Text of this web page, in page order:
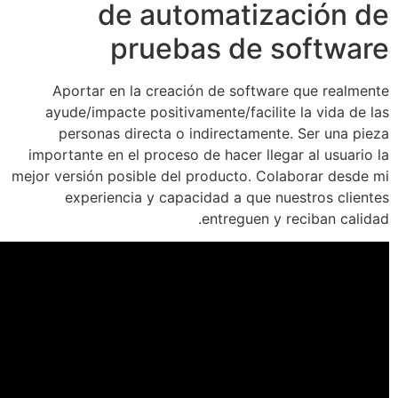
de
pruebas de
Aportar en la creación de
ayude/impacte positivamente/
personas directa o
importante en el proceso de hacer
mejor versión posible del producto.
experiencia y capacidad a que
entreguen y